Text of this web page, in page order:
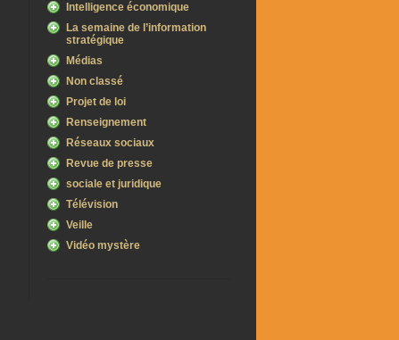
Intelligence économique
La semaine de l’information
stratégique
Médias
Non classé
Projet de loi
Renseignement
Réseaux sociaux
Revue de presse
sociale et juridique
Télévision
Veille
Vidéo mystère